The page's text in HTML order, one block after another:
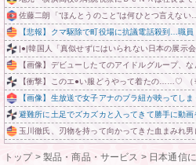
佐藤二朗「“ほんとうのこと”は何ひとつ言えな
【悲報】クマ駆除で町役場に抗議電話殺到…職員
|●|韓国人「真似せずにはいられない日本の展示
【画像】デビューしたてのアイドルグループ、
【衝撃】このエ●い服どうやって着たの……♡ （
【画像】生放送で女子アナのブラ紐が映ってし
避難所に土足でズカズカと入ってきて勝手に動
玉川徹氏、刃物を持って向かってきた血まみれ
トップ> 製品・商品・サービス > 日本通信